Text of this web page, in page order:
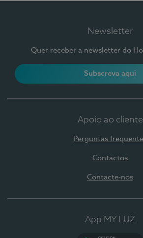
Newsletter
Quer receber a newsletter do
Subscreva aqui
Apoio ao cliente
Perguntas
Contactos
Contacte-nos
App MY LUZ